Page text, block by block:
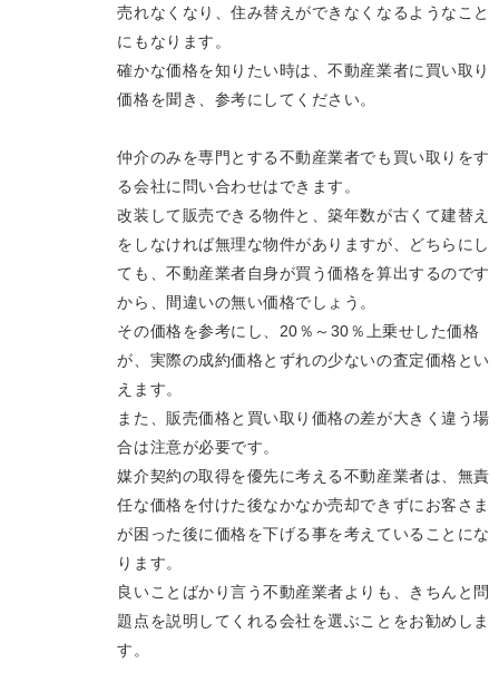
売れなくなり、住み替えができなくなるようなこと
にもなります。
確かな価格を知りたい時は、不動産業者に買い取り
価格を聞き、参考にしてください。
仲介のみを専門とする不動産業者でも買い取りをす
る会社に問い合わせはできます。
改装して販売できる物件と、築年数が古くて建替え
をしなければ無理な物件がありますが、どちらにし
ても、不動産業者自身が買う価格を算出するのです
から、間違いの無い価格でしょう。
その価格を参考にし、20％～30％上乗せした価格
が、実際の成約価格とずれの少ないの査定価格とい
えます。
また、販売価格と買い取り価格の差が大きく違う場
合は注意が必要です。
媒介契約の取得を優先に考える不動産業者は、無責
任な価格を付けた後なかなか売却できずにお客さま
が困った後に価格を下げる事を考えていることにな
ります。
良いことばかり言う不動産業者よりも、きちんと問
題点を説明してくれる会社を選ぶことをお勧めしま
す。